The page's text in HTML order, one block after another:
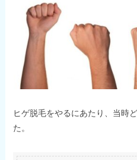
ヒゲ脱毛をやるにあたり、当時
た。